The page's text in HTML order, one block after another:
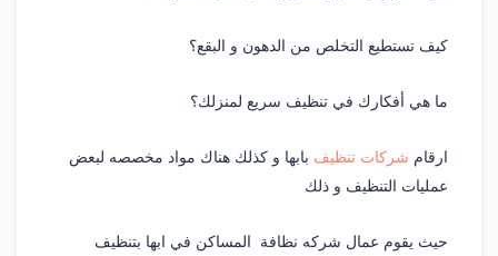
كيف تستطيع التخلص من الدهون و البقع؟
ما هي أفكارك في تنظيف سريع لمنزلك؟
ارقام شركات تنظيف بابها و كذلك هناك مواد مخصصه لبعض
عمليات التنظيف و ذلك
حيث يقوم عمال شركه نظافة المساكن في ابها بتنظيف